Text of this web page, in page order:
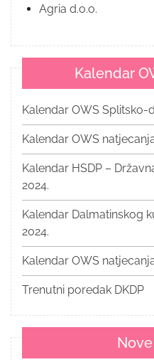
Agria d.o.o.
Kalendar
Kalendar OWS Splitsko-
Kalendar OWS
Kalendar HSDP –
2024.
Kalendar Dalmatinskog
2024.
Kalendar OWS
Trenutni poredak DKDP